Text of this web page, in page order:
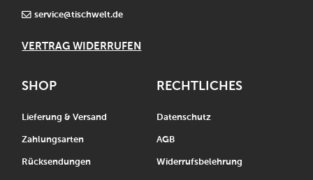
service@tischwelt.de
VERTRAG WIDERRUFEN
SHOP
Lieferung & Versand
Zahlungsarten
Rücksendungen
RECHTLICHES
Datenschutz
AGB
Widerrufsbelehrung